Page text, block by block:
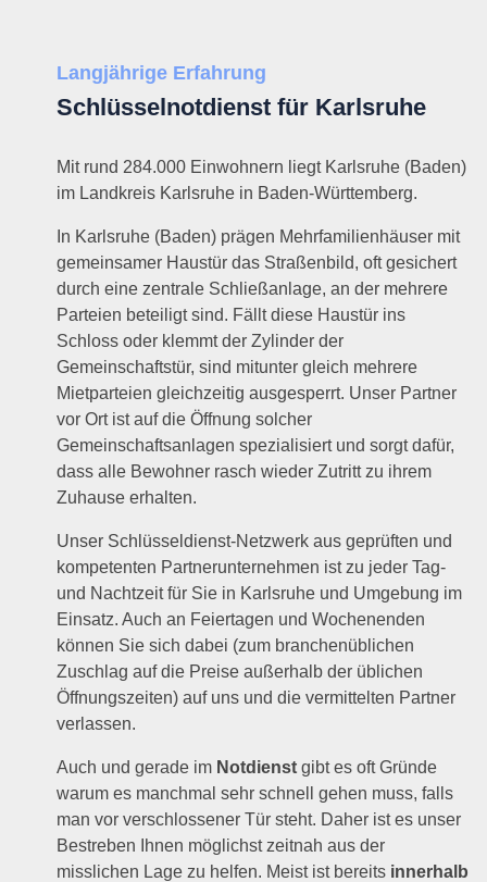
Langjährige Erfahrung
Schlüsselnotdienst für Karlsruhe
Mit rund 284.000 Einwohnern liegt Karlsruhe (Baden)
im Landkreis Karlsruhe in Baden-Württemberg.
In Karlsruhe (Baden) prägen Mehrfamilienhäuser mit
gemeinsamer Haustür das Straßenbild, oft gesichert
durch eine zentrale Schließanlage, an der mehrere
Parteien beteiligt sind. Fällt diese Haustür ins
Schloss oder klemmt der Zylinder der
Gemeinschaftstür, sind mitunter gleich mehrere
Mietparteien gleichzeitig ausgesperrt. Unser Partner
vor Ort ist auf die Öffnung solcher
Gemeinschaftsanlagen spezialisiert und sorgt dafür,
dass alle Bewohner rasch wieder Zutritt zu ihrem
Zuhause erhalten.
Unser Schlüsseldienst-Netzwerk aus geprüften und
kompetenten Partnerunternehmen ist zu jeder Tag-
und Nachtzeit für Sie in Karlsruhe und Umgebung im
Einsatz. Auch an Feiertagen und Wochenenden
können Sie sich dabei (zum branchenüblichen
Zuschlag auf die Preise außerhalb der üblichen
Öffnungszeiten) auf uns und die vermittelten Partner
verlassen.
Auch und gerade im Notdienst gibt es oft Gründe
warum es manchmal sehr schnell gehen muss, falls
man vor verschlossener Tür steht. Daher ist es unser
Bestreben Ihnen möglichst zeitnah aus der
misslichen Lage zu helfen. Meist ist bereits innerhalb